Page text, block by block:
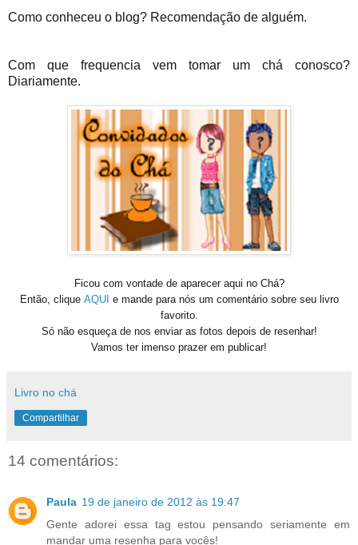
Como conheceu o blog? Recomendação de alguém.
Com que frequencia vem tomar um chá conosco?
Diariamente.
Ficou com vontade de aparecer aqui no Chá?
Então, clique AQUI e mande para nós um comentário sobre seu livro
favorito.
Só não esqueça de nos enviar as fotos depois de resenhar!
Vamos ter imenso prazer em publicar!
Livro no chá
Compartilhar
14 comentários:
Paula 19 de janeiro de 2012 às 19:47
Gente adorei essa tag estou pensando seriamente em
mandar uma resenha para vocês!